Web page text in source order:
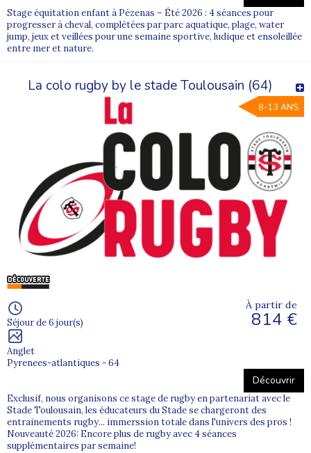
Stage équitation enfant à Pézenas – Été 2026 : 4 séances pour
progresser à cheval, complétées par parc aquatique, plage, water
jump, jeux et veillées pour une semaine sportive, ludique et ensoleillée
entre mer et nature.
La colo rugby by le stade Toulousain (64)
8-13 ANS
Séjour de 6 jour(s)
Anglet
Pyrenees-atlantiques - 64
À partir de
814 €
Découvrir
Exclusif, nous organisons ce stage de rugby en partenariat avec le
Stade Toulousain, les éducateurs du Stade se chargeront des
entrainements rugby... immerssion totale dans l'univers des pros !
Nouveauté 2026: Encore plus de rugby avec 4 séances
supplémentaires par semaine!